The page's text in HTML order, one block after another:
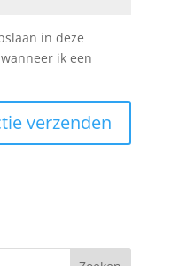
in deze
ik een